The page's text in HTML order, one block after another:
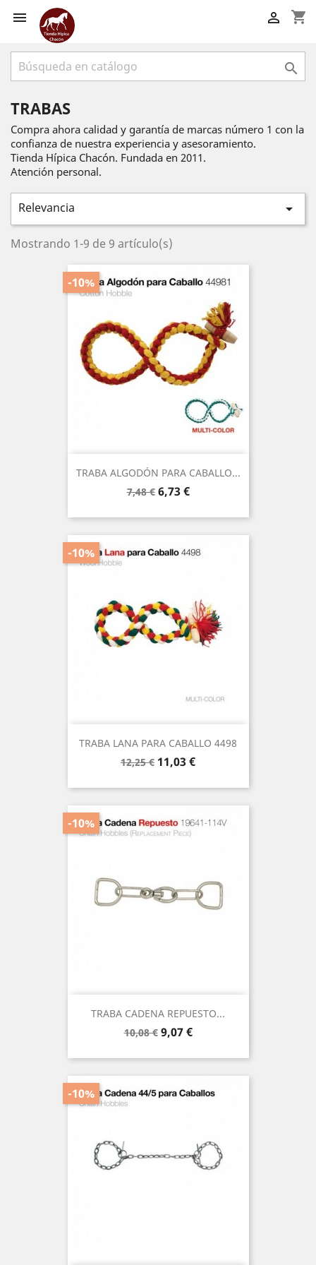
 shopping_cart


TRABAS
Compra ahora calidad y garantía de marcas número 1 con la
confianza de nuestra experiencia y asesoramiento.
Tienda Hípica Chacón. Fundada en 2011.
Atención personal.
Relevancia 
Mostrando 1-9 de 9 artículo(s)
TRABA ALGODÓN PARA CABALLO...
Precio
7,48 €
-10%
Precio
6,73 €
TRABA LANA PARA CABALLO 4498
Precio
12,25 €
-10%
Precio
11,03 €
TRABA CADENA REPUESTO...
Precio
10,08 €
-10%
Precio
9,07 €
-10%